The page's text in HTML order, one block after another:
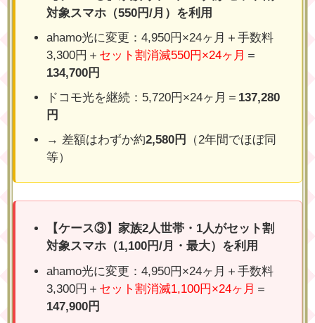
対象スマホ（550円/月）を利用
ahamo光に変更：4,950円×24ヶ月＋手数料
3,300円＋ セット割消滅550円×24ヶ月 ＝
134,700円
ドコモ光を継続：5,720円×24ヶ月＝ 137,280
円
→ 差額はわずか約2,580円
（2年間でほぼ同
等）
【ケース③】家族2人世帯・1人がセット割
対象スマホ（1,100円/月・最大）を利用
ahamo光に変更：4,950円×24ヶ月＋手数料
3,300円＋ セット割消滅1,100円×24ヶ月 ＝
147,900円